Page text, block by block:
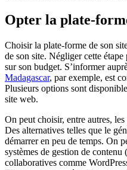
Opter la plate-
Choisir la plate-forme de son
de son site. Négliger cette
sur son budget. S’informer
Madagascar, par exemple, est
Plusieurs options sont
site web.
On peut choisir, entre autres,
Des alternatives telles que le
démarrer en peu de temps. On
systèmes de gestion de
collaboratives comme